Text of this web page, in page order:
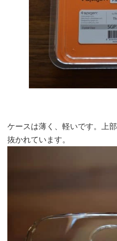
ケースは薄く、軽いです。上
抜かれています。